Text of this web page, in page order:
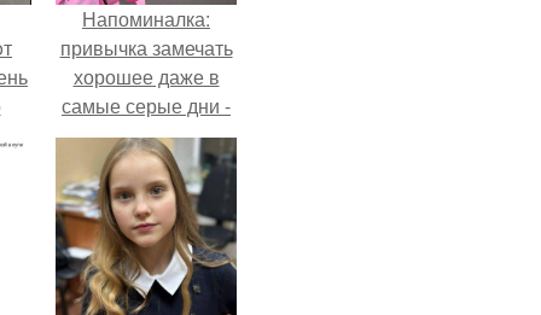
Напоминалка:
привычка замечать
хорошее даже в
самые серые дни -
это не очередная
сказка из книг по
саморазвитию.